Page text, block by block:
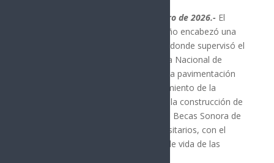
Puerto Peñasco, Sonora; 22 de enero de 2026.- El
gobernador Alfonso Durazo Montaño encabezó una
gira de trabajo por Puerto Peñasco donde supervisó el
inicio de mil 216 casas del Programa Nacional de
Vivienda para el Bienestar, anunció la pavimentación
del bulevar Las Conchas, el mejoramiento de la
carretera Sonoyta-Puerto Peñasco, la construcción de
un nuevo relleno sanitario y entregó Becas Sonora de
Oportunidades a estudiantes universitarios, con el
compromiso de mejorar la calidad de vida de las